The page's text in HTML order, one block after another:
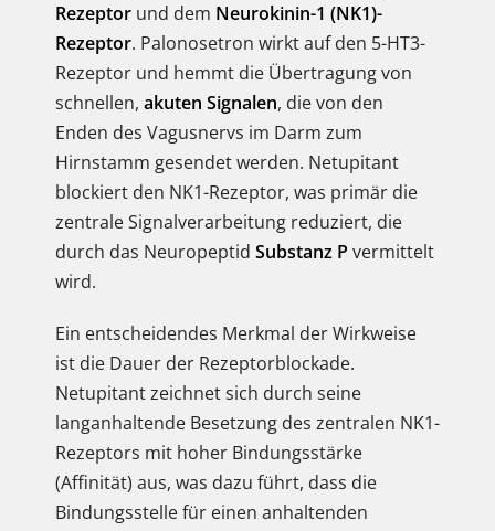
Rezeptor und dem Neurokinin-1 (NK1)-
Rezeptor. Palonosetron wirkt auf den 5-HT3-
Rezeptor und hemmt die Übertragung von
schnellen, akuten Signalen, die von den
Enden des Vagusnervs im Darm zum
Hirnstamm gesendet werden. Netupitant
blockiert den NK1-Rezeptor, was primär die
zentrale Signalverarbeitung reduziert, die
durch das Neuropeptid Substanz P vermittelt
wird.
Ein entscheidendes Merkmal der Wirkweise
ist die Dauer der Rezeptorblockade.
Netupitant zeichnet sich durch seine
langanhaltende Besetzung des zentralen NK1-
Rezeptors mit hoher Bindungsstärke
(Affinität) aus, was dazu führt, dass die
Bindungsstelle für einen anhaltenden